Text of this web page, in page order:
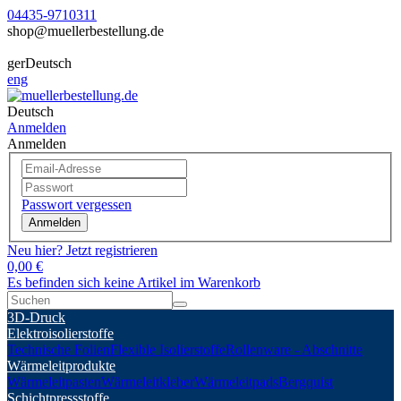
04435-9710311
shop@muellerbestellung.de
gerDeutsch
eng
Deutsch
Anmelden
Anmelden
Passwort vergessen
Anmelden
Neu hier? Jetzt registrieren
0,00 €
Es befinden sich keine Artikel im Warenkorb
3D-Druck
Elektroisolierstoffe
Technische FolienFlexible IsolierstoffeRollenware - Abschnitte
Wärmeleitprodukte
WärmeleitpastenWärmeleitkleberWärmeleitpadsBergquist
Schichtpressstoffe